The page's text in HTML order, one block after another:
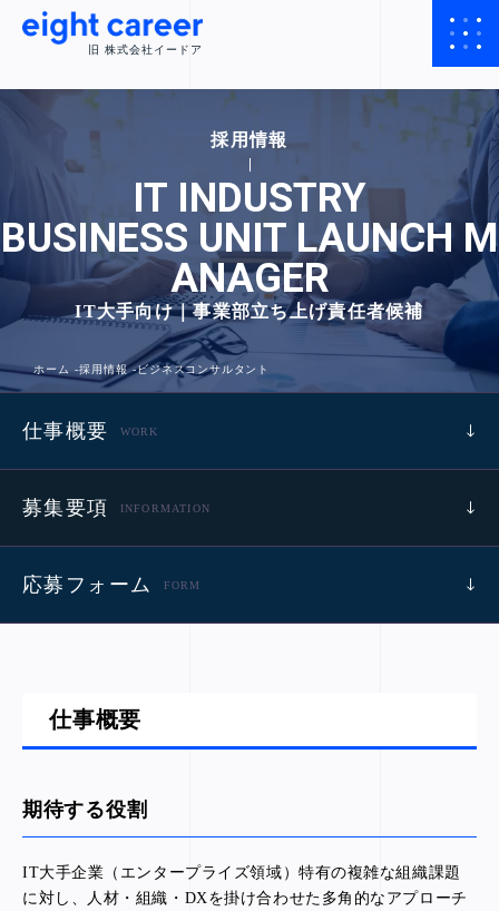
旧 株式会社イードア
採用情報
IT INDUSTRY
BUSINESS UNIT LAUNCH M
ANAGER
IT大手向け｜事業部立ち上げ責任者候補
ホーム 採用情報 ビジネスコンサルタント
仕事概要 WORK
募集要項 INFORMATION
応募フォーム FORM
仕事概要
期待する役割
IT大手企業（エンタープライズ領域）特有の複雑な組織課題
に対し、人材・組織・DXを掛け合わせた多角的なアプローチ